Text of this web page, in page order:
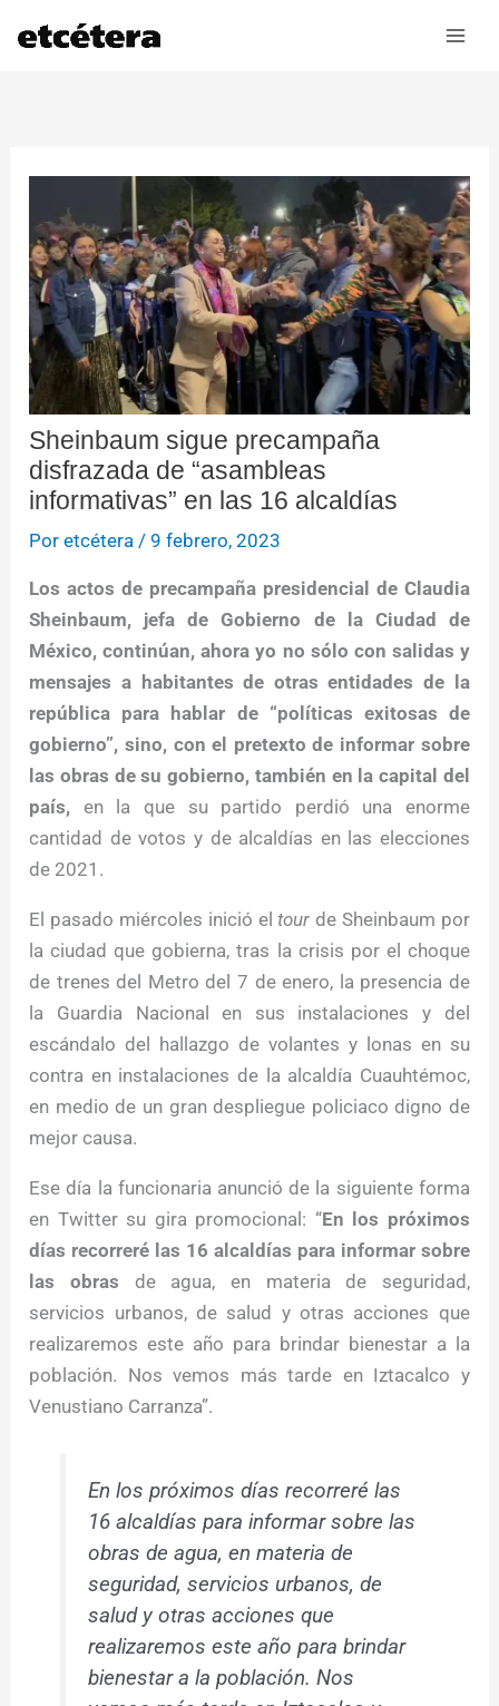
Sheinbaum sigue precampaña
disfrazada de “asambleas
informativas” en las 16 alcaldías
Poretcétera /9 febrero, 2023
Los actos de precampaña presidencial de Claudia
Sheinbaum, jefa de Gobierno de la Ciudad de
México, continúan, ahora yo no sólo con salidas y
mensajes a habitantes de otras entidades de la
república para hablar de “políticas exitosas de
gobierno”, sino, con el pretexto de informar sobre
las obras de su gobierno, también en la capital del
país, en la que su partido perdió una enorme
cantidad de votos y de alcaldías en las elecciones
de 2021.
El pasado miércoles inició el tour de Sheinbaum por
la ciudad que gobierna, tras la crisis por el choque
de trenes del Metro del 7 de enero, la presencia de
la Guardia Nacional en sus instalaciones y del
escándalo del hallazgo de volantes y lonas en su
contra en instalaciones de la alcaldía Cuauhtémoc,
en medio de un gran despliegue policiaco digno de
mejor causa.
Ese día la funcionaria anunció de la siguiente forma
en Twitter su gira promocional: “En los próximos
días recorreré las 16 alcaldías para informar sobre
las obras de agua, en materia de seguridad,
servicios urbanos, de salud y otras acciones que
realizaremos este año para brindar bienestar a la
población. Nos vemos más tarde en Iztacalco y
Venustiano Carranza”.
En los próximos días recorreré las
16 alcaldías para informar sobre las
obras de agua, en materia de
seguridad, servicios urbanos, de
salud y otras acciones que
realizaremos este año para brindar
bienestar a la población. Nos